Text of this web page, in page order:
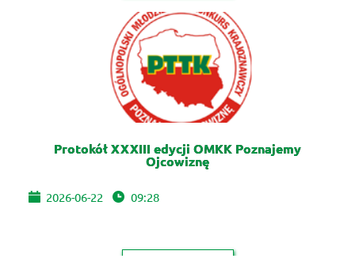
Protokół XXXIII edycji OMKK Poznajemy
Ojcowiznę
2026-06-22 09:28